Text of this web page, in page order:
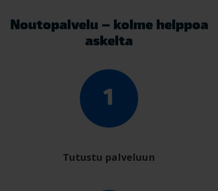
Noutopalvelu – kolme helppoa
askelta
Tutustu palveluun